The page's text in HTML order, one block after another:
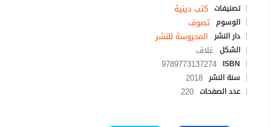
تصنيفات كتب دينية
الوسوم تصوف
دار النشر المحروسة للنشر
الشكل غلاف
ISBN
9789773137274
سنة النشر 2018
عدد الصفحات 220